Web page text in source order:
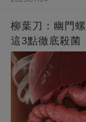
柳葉刀：幽門
這3點徹底殺菌